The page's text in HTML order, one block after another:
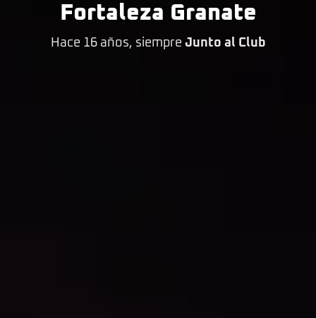
Fortaleza Granate
Hace 16 años, siempre Junto al Club